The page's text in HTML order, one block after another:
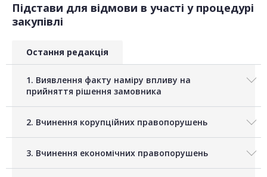
Підстави для відмови в участі у процедурі
закупівлі
Остання редакція
1. Виявлення факту наміру впливу на
прийняття рішення замовника
2. Вчинення корупційних правопорушень
3. Вчинення економічних правопорушень